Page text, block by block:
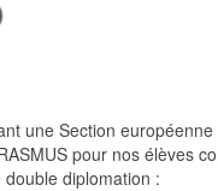
une Section
pour nos élèves
diplomation :